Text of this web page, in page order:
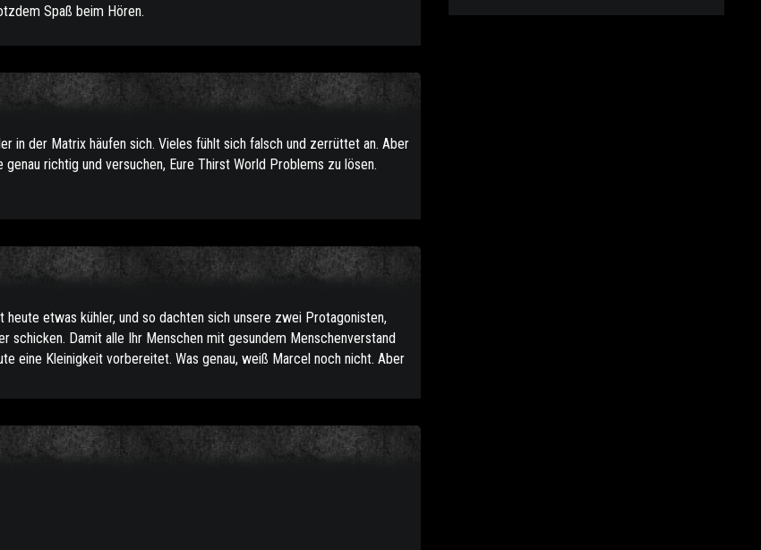
Spaß beim Hören.
in der Matrix häufen sich. Vieles fühlt sich falsch und zerrüttet an. Aber
richtig und versuchen, Eure Thirst World Problems zu lösen.
etwas kühler, und so dachten sich unsere zwei Protagonisten,
schicken. Damit alle Ihr Menschen mit gesundem Menschenverstand
eine Kleinigkeit vorbereitet. Was genau, weiß Marcel noch nicht. Aber